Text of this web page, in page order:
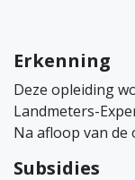
Erkenning
Deze opleiding
Landmeters-
Na afloop van
Subsidies